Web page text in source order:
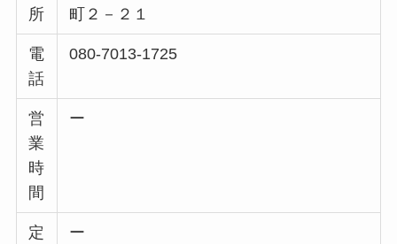
所
町２－２１
電
話
080-7013-1725
営
業
時
間
ー
定
ー